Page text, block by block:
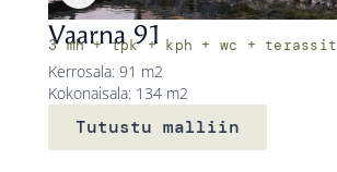
Vaarna 91
3 mh + tpk + kph + wc + terassit
Kerrosala: 91 m2
Kokonaisala: 134 m2
Tutustu malliin